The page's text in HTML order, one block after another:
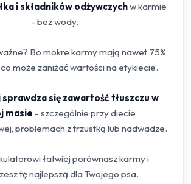
i składników odżywczychw karmie
- bez wody.
Bo mokre karmy mają nawet 75%
może zaniżać wartości na etykiecie.
sprawdza się zawartość tłuszczu w
masie - szczególnie przy diecie
problemach z trzustką lub nadwadze.
łatwiej porównasz karmy i
tę najlepszą dla Twojego psa.